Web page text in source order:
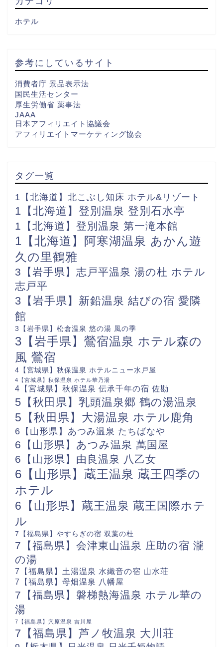
ホテル
参考にしているサイト
消費者庁 景品表示法
国民生活センター
厚生労働省 薬事法
JAAA
日本アフィリエイト協議会
アフィリエイトマーケティング協会
タグ一覧
1【北海道】北こぶし知床 ホテル&リゾート
1【北海道】登別温泉 登別石水亭
1【北海道】登別温泉 第一滝本館
1【北海道】阿寒湖温泉 あかん遊
久の里鶴雅
3【岩手県】志戸平温泉 湯の杜 ホテル
志戸平
3【岩手県】新鉛温泉 結びの宿 愛隣
館
3【岩手県】松倉温泉 悠の湯 風の季
3【岩手県】鶯宿温泉 ホテル森の
風 鶯宿
4【宮城県】秋保温泉 ホテルニュー水戸屋
4【宮城県】秋保温泉 ホテル華乃湯
4【宮城県】秋保温泉 伝承千年の宿 佐勘
5【秋田県】乳頭温泉郷 鶴の湯温泉
5【秋田県】大湯温泉 ホテル鹿角
6【山形県】あつみ温泉 たちばなや
6【山形県】あつみ温泉 萬国屋
6【山形県】由良温泉 八乙女
6【山形県】蔵王温泉 蔵王四季の
ホテル
6【山形県】蔵王温泉 蔵王国際ホテ
ル
7【福島県】やすらぎの宿 双葉の杜
7【福島県】会津東山温泉 庄助の宿 瀧
の湯
7【福島県】土湯温泉 水織音の宿 山水荘
7【福島県】母畑温泉 八幡屋
7【福島県】磐梯熱海温泉 ホテル華の
湯
7【福島県】穴原温泉 吉川屋
7【福島県】芦ノ牧温泉 大川荘